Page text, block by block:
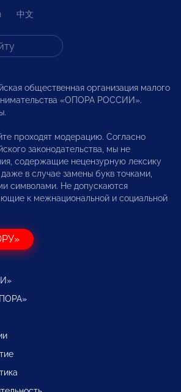
中文
общественная организация малого
«ОПОРА РОССИИ».
проходят модерацию. Согласно
законодательства, мы не
содержащие нецензурную лексику
в случае замены букв точками,
символами. Не допускаются
к межнациональной и социальной